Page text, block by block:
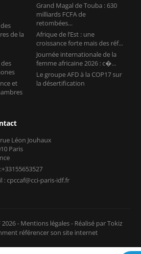
de la
et
Grand Magal de Touba : 630
milliards FCFA de
retombées...
Afrique de l’Est : une
croissance forte mais des réf...
Journée internationale de la
femme africaine 2026 : c�...
Le groupe AFD à la COP17 sur
la désertification
Léon Jouhaux
Paris
: cpccaf@cci-paris-idf.fr
- Mentions légales- Réalisé par Tokiz
référencer son site internet